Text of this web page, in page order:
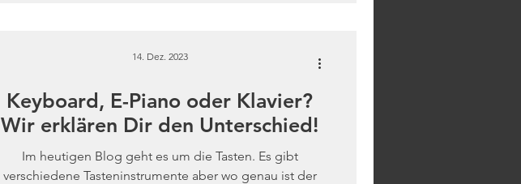
Keyboard, E-Piano oder Klavier?
Wir erklären Dir den Unterschied!
Im heutigen Blog geht es um die Tasten. Es gibt
verschiedene Tasteninstrumente aber wo genau ist der
14. Dez. 2023